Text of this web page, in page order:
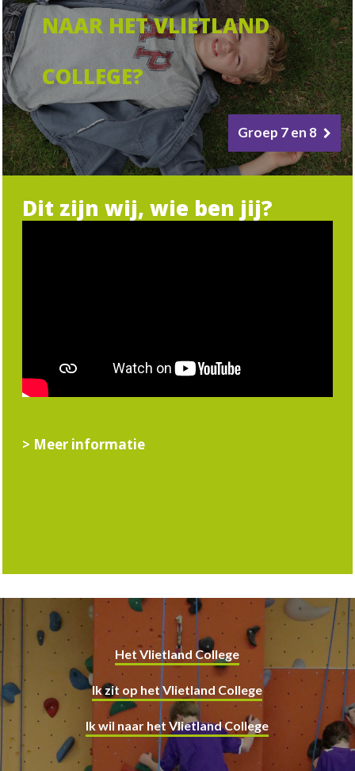
NAAR HET VLIETLAND
COLLEGE?
Groep 7 en 8
Dit zijn wij, wie ben jij?
> Meer informatie
Het Vlietland College
Ik zit op het Vlietland College
Ik wil naar het Vlietland College